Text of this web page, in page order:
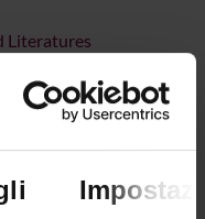
Literatures